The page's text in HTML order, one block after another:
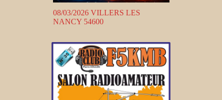
08/03/2026 VILLERS LES
NANCY 54600